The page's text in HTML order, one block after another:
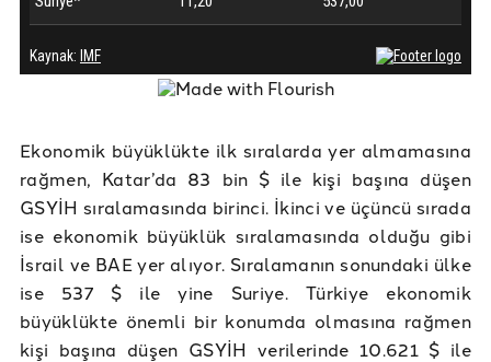
Ekonomik büyüklükte ilk sıralarda yer almamasına
rağmen, Katar’da 83 bin $ ile kişi başına düşen
GSYİH sıralamasında birinci. İkinci ve üçüncü sırada
ise ekonomik büyüklük sıralamasında olduğu gibi
İsrail ve BAE yer alıyor. Sıralamanın sonundaki ülke
ise 537 $ ile yine Suriye. Türkiye ekonomik
büyüklükte önemli bir konumda olmasına rağmen
kişi başına düşen GSYİH verilerinde 10.621 $ ile